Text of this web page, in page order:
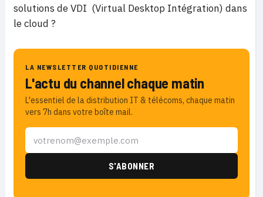
solutions de VDI (Virtual Desktop Intégration) dans
le cloud ?
LA NEWSLETTER QUOTIDIENNE
L'actu du channel chaque matin
L'essentiel de la distribution IT & télécoms, chaque matin
vers 7h dans votre boîte mail.